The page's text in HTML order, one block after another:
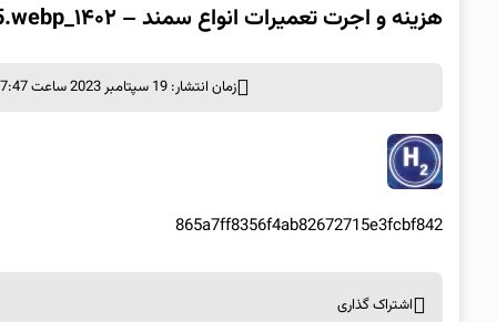
هزینه و اجرت تعمیرات انواع سمند – ۱۴۰۲_6509ad71e02f5.webp
زمان انتشار: 19 سپتامبر 2023 ساعت 17:47
865a7ff8356f4ab82672715e3fcbf842
اشتراک گذاری